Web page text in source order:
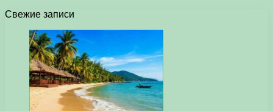
Свежие записи